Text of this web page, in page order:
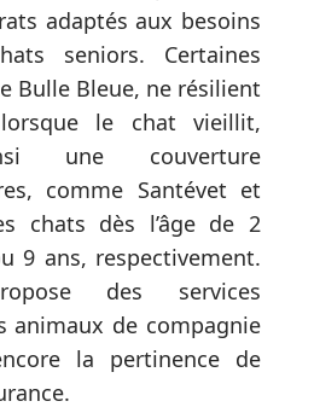
adaptés aux besoins
seniors. Certaines
Bulle Bleue, ne résilient
le chat vieillit,
une couverture
comme Santévet et
chats dès l’âge de 2
9 ans, respectivement.
des services
animaux de compagnie
la pertinence de